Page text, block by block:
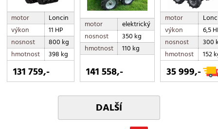
motor
Loncin
výkon
11 HP
nosnost
800 kg
hmotnost
398 kg
131 759,-
motor
elektrický
nosnost
350 kg
hmotnost
110 kg
141 558,-
motor
výkon
6,5
nosnost
300
hmotnost
152
35 999,-
DALŠÍ